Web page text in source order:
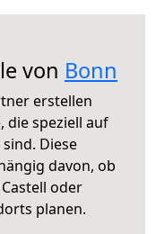
von Bonn
erstellen
die speziell auf
Diese
davon, ob
oder
planen.